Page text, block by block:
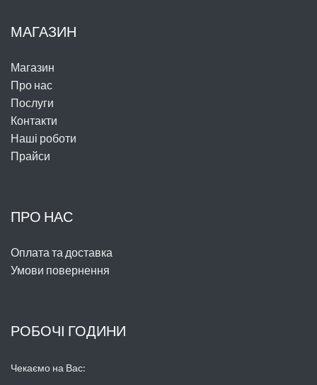
МАГАЗИН
Магазин
Про нас
Послуги
Контакти
Наші роботи
Прайси
ПРО НАС
Оплата та доставка
Умови повернення
РОБОЧІ ГОДИНИ
Чекаємо на Вас: